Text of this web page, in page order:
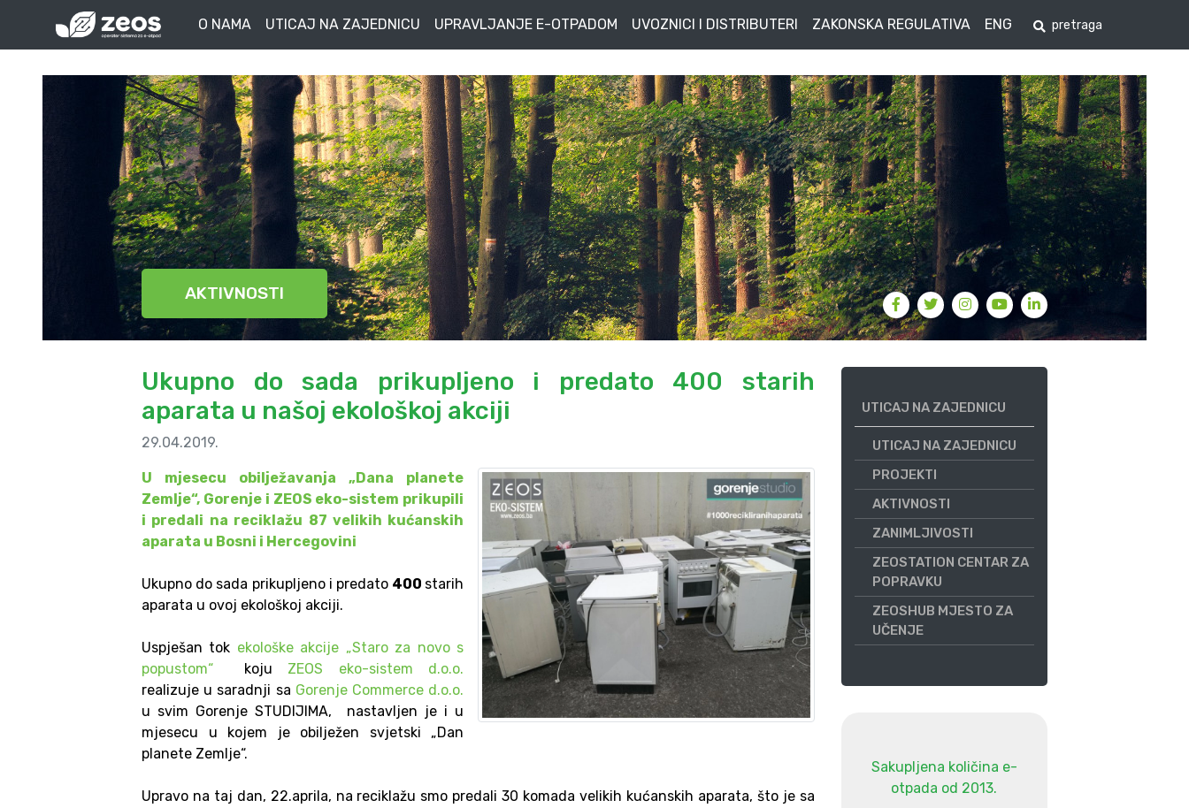
O NAMA UTICAJ NA ZAJEDNICU UPRAVLJANJE E-OTPADOM UVOZNICI I DISTRIBUTERI ZAKONSKA REGULATIVA ENG
AKTIVNOSTI
Ukupno do sada prikupljeno i predato 400 starih
aparata u našoj ekološkoj akciji
29.04.2019.
U mjesecu obilježavanja „Dana planete
Zemlje“, Gorenje i ZEOS eko-sistem prikupili
i predali na reciklažu 87 velikih kućanskih
aparata u Bosni i Hercegovini
Ukupno do sada prikupljeno i predato 400 starih
aparata u ovoj ekološkoj akciji.
Uspješan tok ekološke akcije „Staro za novo s
popustom“ koju ZEOS eko-sistem d.o.o.
realizuje u saradnji sa Gorenje Commerce d.o.o.
u svim Gorenje STUDIJIMA, nastavljen je i u
mjesecu u kojem je obilježen svjetski „Dan
planete Zemlje“.
Upravo na taj dan, 22.aprila, na reciklažu smo predali 30 komada velikih kućanskih aparata, što je sa
UTICAJ NA ZAJEDNICU
UTICAJ NA ZAJEDNICU
PROJEKTI
AKTIVNOSTI
ZANIMLJIVOSTI
ZEOSTATION CENTAR ZA
POPRAVKU
ZEOSHUB MJESTO ZA
UČENJE
Sakupljena količina e-
otpada od 2013.